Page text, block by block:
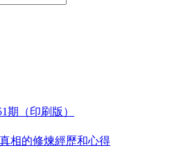
期（印刷版）
相的修煉經歷和心得